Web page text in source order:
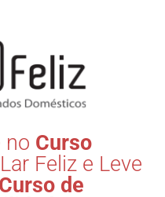
no Curso
Feliz e Leve
Curso de